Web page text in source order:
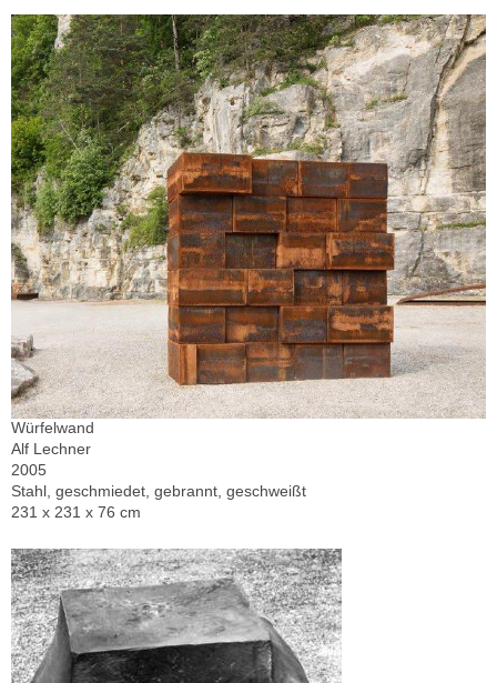
Würfelwand
Alf Lechner
2005
Stahl, geschmiedet, gebrannt, geschweißt
231 x 231 x 76 cm